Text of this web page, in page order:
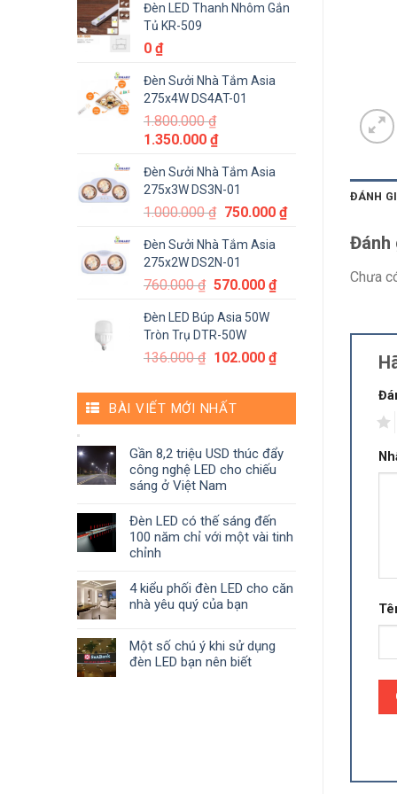
ĐÁNH
Đánh
Chưa
Đèn LED Thanh Nhôm Gắn
Tủ KR-509
0 ₫
Đèn Sưởi Nhà Tắm Asia
275x4W DS4AT-01
1.800.000₫
1.350.000 ₫
Đèn Sưởi Nhà Tắm Asia
275x3W DS3N-01
1.000.000₫ 750.000 ₫
Đèn Sưởi Nhà Tắm Asia
275x2W DS2N-01
760.000₫ 570.000 ₫
Đèn LED Búp Asia 50W
Tròn Trụ DTR-50W
136.000₫ 102.000 ₫
BÀI VIẾT MỚI NHẤT
Gần 8,2 triệu USD thúc đẩy
công nghệ LED cho chiếu
sáng ở Việt Nam
Đèn LED có thế sáng đến
100 năm chỉ với một vài tinh
chỉnh
4 kiểu phối đèn LED cho căn
nhà yêu quý của bạn
Một số chú ý khi sử dụng
đèn LED bạn nên biết